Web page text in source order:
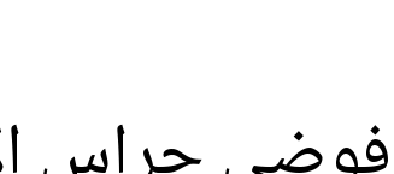
فوضى حراس